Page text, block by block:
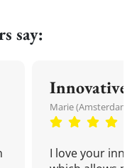
say:
Innovative
Marie
I love your